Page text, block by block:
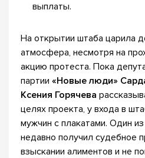
выплаты.
На открытии штаба царила
атмосфера, несмотря на
акцию протеста. Пока
партии «Новые люди»
Ксения Горячева
целях проекта, у входа в
мужчин с плакатами. Один
недавно получил судебное
взыскании алиментов и не